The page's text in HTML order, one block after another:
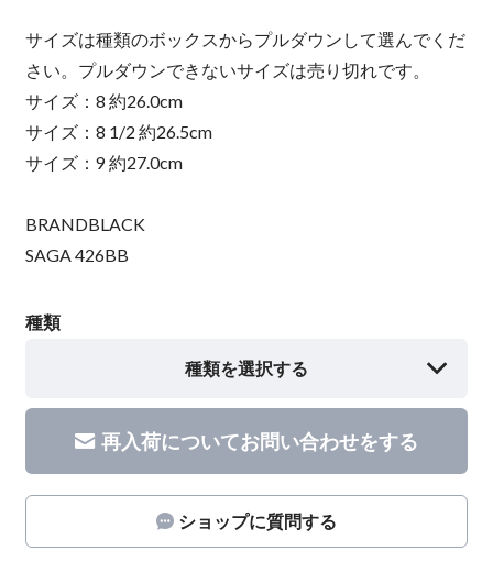
サイズは種類のボックスからプルダウンして選んでくだ
さい。プルダウンできないサイズは売り切れです。
サイズ：8 約26.0cm
サイズ：8 1/2 約26.5cm
サイズ：9 約27.0cm
BRANDBLACK
SAGA 426BB
種類
種類を選択する
再入荷についてお問い合わせをする
ショップに質問する